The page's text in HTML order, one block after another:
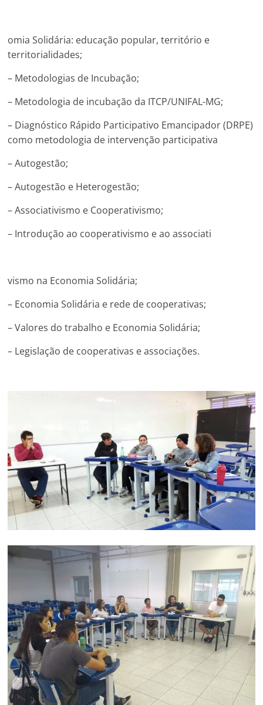
omia Solidária: educação popular, território e
territorialidades;
– Metodologias de Incubação;
– Metodologia de incubação da ITCP/UNIFAL-MG;
– Diagnóstico Rápido Participativo Emancipador (DRPE)
como metodologia de intervenção participativa
– Autogestão;
– Autogestão e Heterogestão;
– Associativismo e Cooperativismo;
– Introdução ao cooperativismo e ao associati
vismo na Economia Solidária;
– Economia Solidária e rede de cooperativas;
– Valores do trabalho e Economia Solidária;
– Legislação de cooperativas e associações.